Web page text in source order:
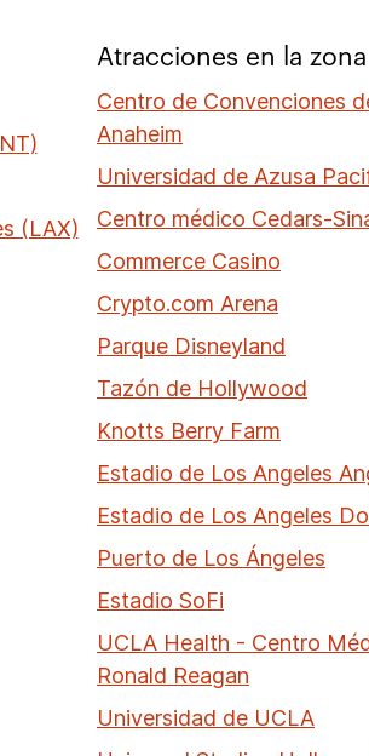
(LAX)
Atracciones en la zona
Centro de Convenciones
Anaheim
Universidad de Azusa
Centro médico Cedars-
Commerce Casino
Crypto.com Arena
Parque Disneyland
Tazón de Hollywood
Knotts Berry Farm
Estadio de Los Angeles
Estadio de Los Angeles
Puerto de Los Ángeles
Estadio SoFi
UCLA Health - Centro
Ronald Reagan
Universidad de UCLA